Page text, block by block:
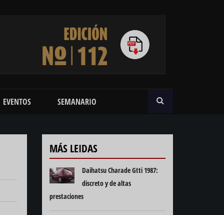
EVENTOS SEMANARIO
MÁS LEIDAS
Daihatsu Charade Gtti 1987:
discreto y de altas
prestaciones